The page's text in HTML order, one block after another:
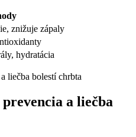
znižuje zápaly
hydratácia
a liečba